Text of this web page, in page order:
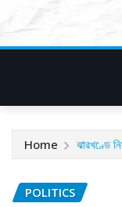
Home ঝারখণ্ডে
POLITICS